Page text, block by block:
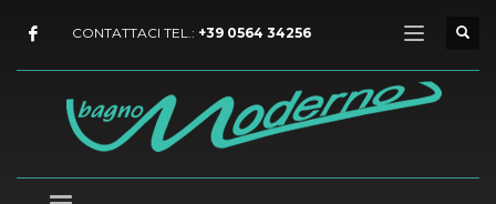
CONTATTACI TEL.: +39 0564 34256